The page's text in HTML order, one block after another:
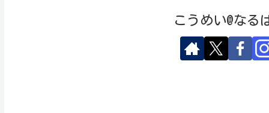
こうめい@なる